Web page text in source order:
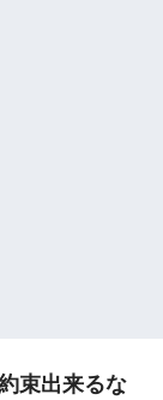
束出来るな